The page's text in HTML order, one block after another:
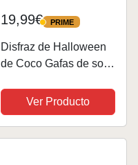
19,99€ PRIME
PRIME
Disfraz de Halloween
de Coco Gafas de sol
Ver Producto